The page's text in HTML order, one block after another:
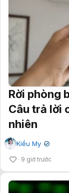
Rời phòng
Câu trả lời
nhiên
Kiều My ✔
9 giờ trước